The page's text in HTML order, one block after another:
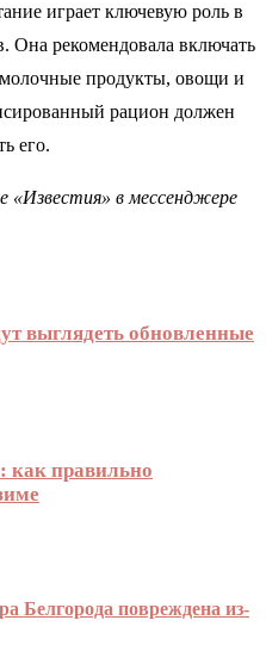
играет ключевую роль в
Она рекомендовала включать
продукты, овощи и
рацион должен
его.
«Известия» в мессенджере
выглядеть обновленные
как правильно
Белгорода повреждена из-